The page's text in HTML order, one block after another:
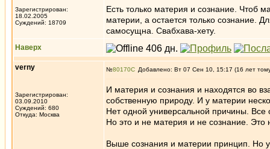
Зарегистрирован:
18.02.2005
Суждений: 18709
Есть только материя и сознание. Чтоб
материи, а остается только сознание.
самосущна. Свабхава-хету.
Наверх
verny
Зарегистрирован:
03.09.2010
Суждений: 680
Откуда: Москва
№80170 Добавлено: Вт 07 Сен 10, 15:17 (16 лет
И материя и сознания и находятся во
собственную природу. И у материи
Нет одной универсальной причины. Все
Но это и не материя и не сознание. Это
Выше сознания и материи принцип. Но